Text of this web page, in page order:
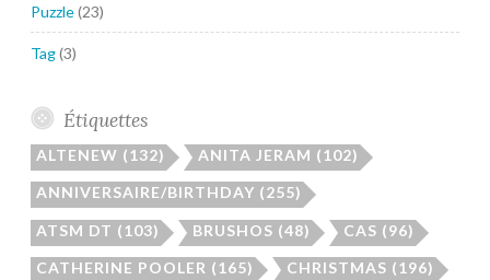
Puzzle(23)
Tag(3)
Étiquettes
ALTENEW (132) ANITA JERAM (102)
ANNIVERSAIRE/BIRTHDAY (255)
ATSM DT (103) BRUSHOS (48) CAS (96)
CATHERINE POOLER (165) CHRISTMAS (196)